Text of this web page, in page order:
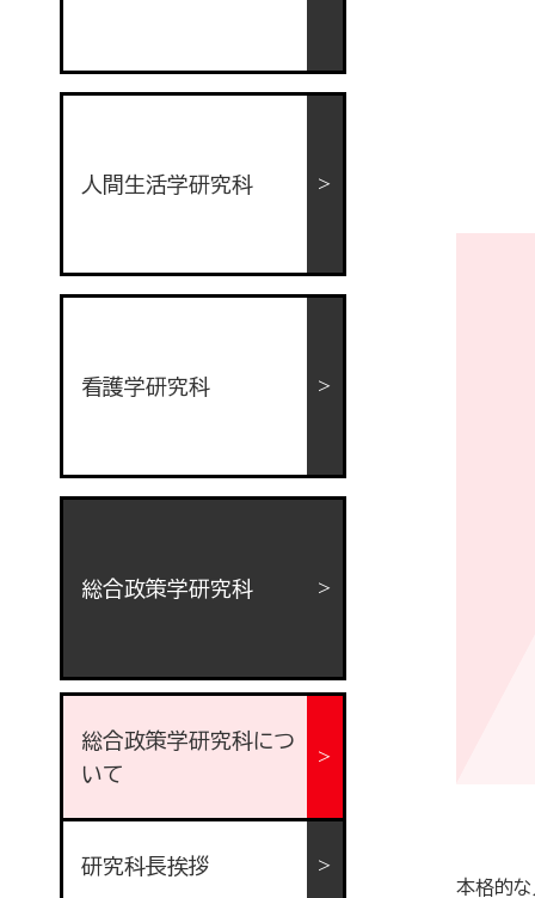
本格的
人間生活学研究科
看護学研究科
総合政策学研究科
総合政策学研究科につ
いて
研究科長挨拶